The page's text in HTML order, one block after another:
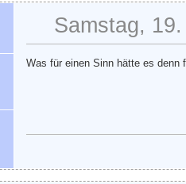
Samstag,
Was für einen Sinn hätte es denn